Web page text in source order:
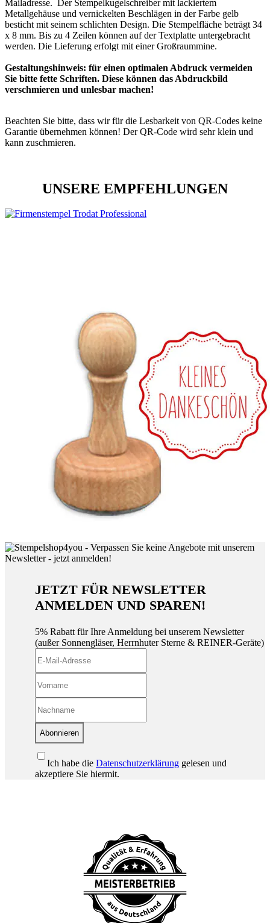
Mailadresse. Der Stempelkugelschreiber mit lackiertem
Metallgehäuse und vernickelten Beschlägen in der Farbe gelb
besticht mit seinem schlichten Design. Die Stempelfläche beträgt 34
x 8 mm. Bis zu 4 Zeilen können auf der Textplatte untergebracht
werden. Die Lieferung erfolgt mit einer Großraummine.
Gestaltungshinweis: für einen optimalen Abdruck vermeiden
Sie bitte fette Schriften. Diese können das Abdruckbild
verschmieren und unlesbar machen!
Beachten Sie bitte, dass wir für die Lesbarkeit von QR-Codes keine
Garantie übernehmen können! Der QR-Code wird sehr klein und
kann zuschmieren.
UNSERE EMPFEHLUNGEN
JETZT FÜR NEWSLETTER
ANMELDEN UND SPAREN!
5% Rabatt für Ihre Anmeldung bei unserem Newsletter
(außer Sonnengläser, Herrnhuter Sterne & REINER-Geräte)
Abonnieren
Ich habe die Datenschutzerklärung gelesen und
akzeptiere Sie hiermit.